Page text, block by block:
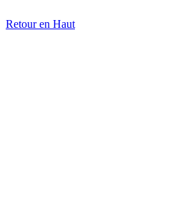
Retour en Haut